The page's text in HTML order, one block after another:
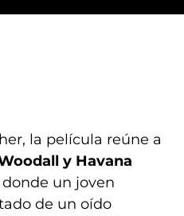
la película reúne a
y Havana
un joven
de un oído